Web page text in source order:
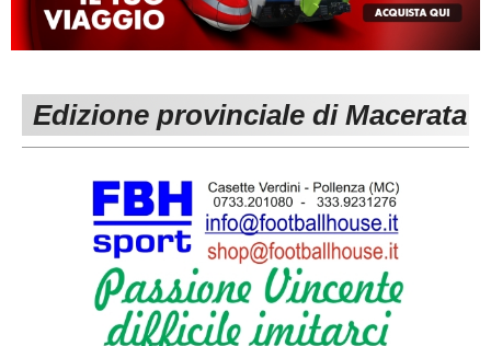
MACERATA
Carica la tua Rosa
ECCELLENZA
1^ CATEGORIA
3^ CATEGORIA
GIOVANILI
REGIONALI
Edizione provinciale di Macerata